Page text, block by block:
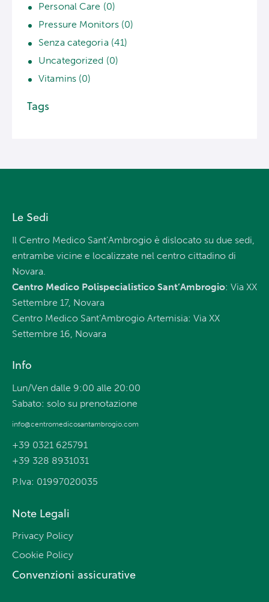
Personal Care (0)
Pressure Monitors (0)
Senza categoria (41)
Uncategorized (0)
Vitamins (0)
Tags
Le Sedi
Il Centro Medico Sant’Ambrogio è dislocato su due sedi,
entrambe vicine e localizzate nel centro cittadino di
Novara.
Centro Medico Polispecialistico Sant’Ambrogio: Via XX
Settembre 17, Novara
Centro Medico Sant’Ambrogio Artemisia: Via XX
Settembre 16, Novara
Info
Lun/Ven dalle 9:00 alle 20:00
Sabato: solo su prenotazione
info@centromedicosantambrogio.com
+39 0321 625791
+39 328 8931031
P.Iva: 01997020035
Note Legali
Privacy Policy
Cookie Policy
Convenzioni assicurative